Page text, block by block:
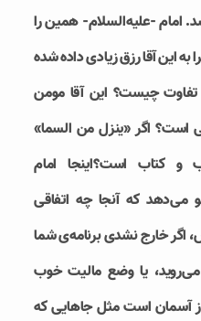
امام -علیه‌السلام- همین را
به این آقا رزق زیادی داده شده
تفاوت چیست؟ این آقا مومن
است؟ اگر «ینزل من السما»
کتاب است؟اینجا امام
می‌دهد که آنجا چه اتفاقی
اگر خارج نشدی برنامه‌ی شما
یا وضع مالیت خوب
آسمان است مثل جاهایی که